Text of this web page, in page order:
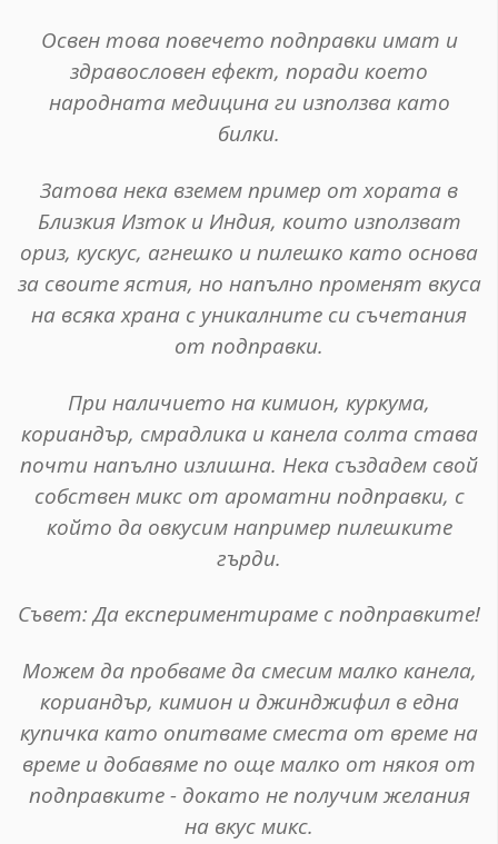
Освен това повечето подправки имат и
здравословен ефект, поради което
народната медицина ги използва като
билки.
Затова нека вземем пример от хората в
Близкия Изток и Индия, които използват
ориз, кускус, агнешко и пилешко като основа
за своите ястия, но напълно променят вкуса
на всяка храна с уникалните си съчетания
от подправки.
При наличието на кимион, куркума,
кориандър, смрадлика и канела солта става
почти напълно излишна. Нека създадем свой
собствен микс от ароматни подправки, с
който да овкусим например пилешките
гърди.
Съвет: Да експериментираме с подправките!
Можем да пробваме да смесим малко канела,
кориандър, кимион и джинджифил в една
купичка като опитваме сместа от време на
време и добавяме по още малко от някоя от
подправките - докато не получим желания
на вкус микс.